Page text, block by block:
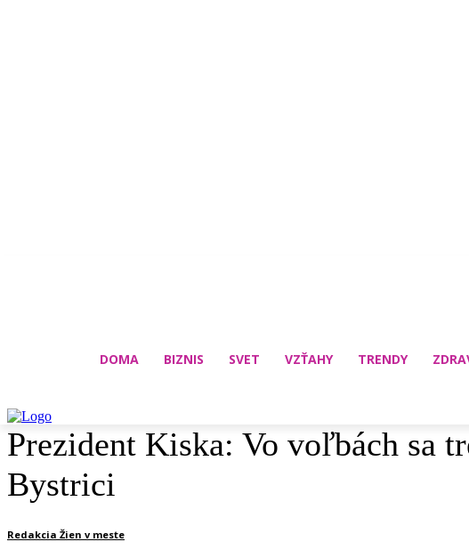
DOMA BIZNIS SVET VZŤAHY TRENDY
Prezident Kiska: Vo voľbách sa
Bystrici
Redakcia Žien v meste